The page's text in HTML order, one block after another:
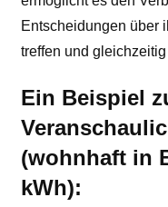
Entscheidungen über
treffen und
Ein Beispiel
(wohnhaft in
kWh):